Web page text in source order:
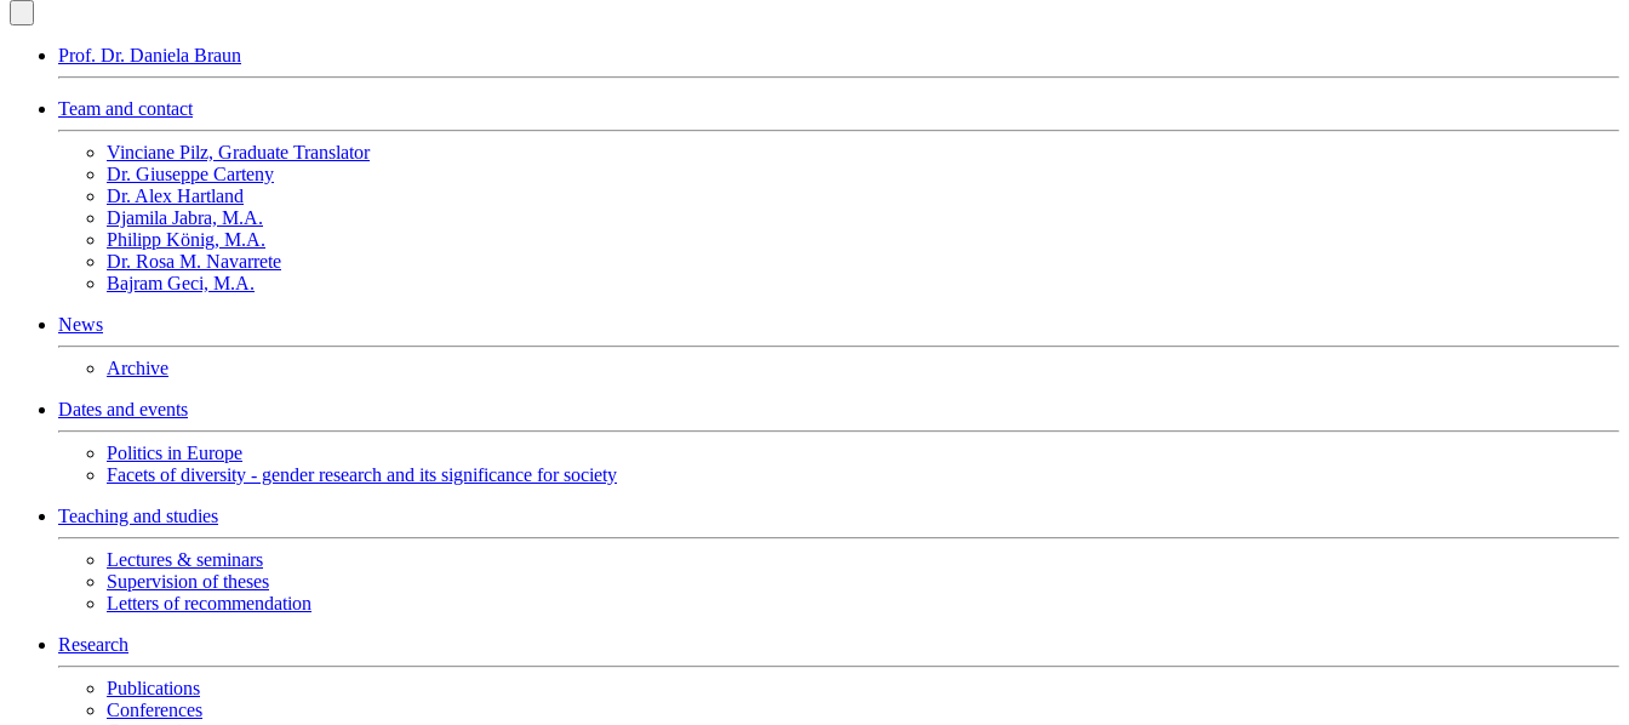
Prof. Dr. Daniela Braun
Team and contact
Vinciane Pilz, Graduate Translator
Dr. Giuseppe Carteny
Dr. Alex Hartland
Djamila Jabra, M.A.
Philipp König, M.A.
Dr. Rosa M. Navarrete
Bajram Geci, M.A.
News
Archive
Dates and events
Politics in Europe
Facets of diversity - gender research and its significance for society
Teaching and studies
Lectures & seminars
Supervision of theses
Letters of recommendation
Research
Publications
Conferences